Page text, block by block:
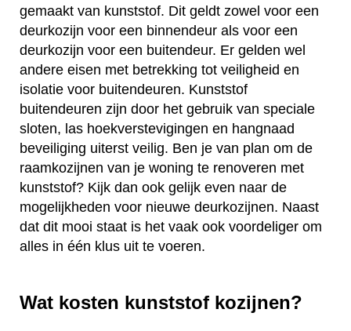
gemaakt van kunststof. Dit geldt zowel voor een
deurkozijn voor een binnendeur als voor een
deurkozijn voor een buitendeur. Er gelden wel
andere eisen met betrekking tot veiligheid en
isolatie voor buitendeuren. Kunststof
buitendeuren zijn door het gebruik van speciale
sloten, las hoekverstevigingen en hangnaad
beveiliging uiterst veilig. Ben je van plan om de
raamkozijnen van je woning te renoveren met
kunststof? Kijk dan ook gelijk even naar de
mogelijkheden voor nieuwe deurkozijnen. Naast
dat dit mooi staat is het vaak ook voordeliger om
alles in één klus uit te voeren.
Wat kosten kunststof kozijnen?